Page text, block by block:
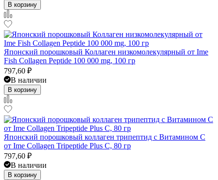
В корзину
Японский порошковый Коллаген низкомолекулярный от Ime
Fish Collagen Peptide 100 000 mg, 100 гр
797,60 ₽
В наличии
В корзину
Японский порошковый коллаген трипептид с Витамином С
от Ime Collagen Tripeptide Plus C, 80 гр
797,60 ₽
В наличии
В корзину